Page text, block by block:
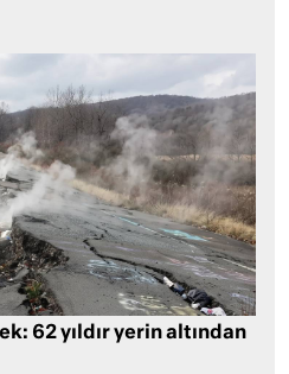
62 yıldır yerin altından